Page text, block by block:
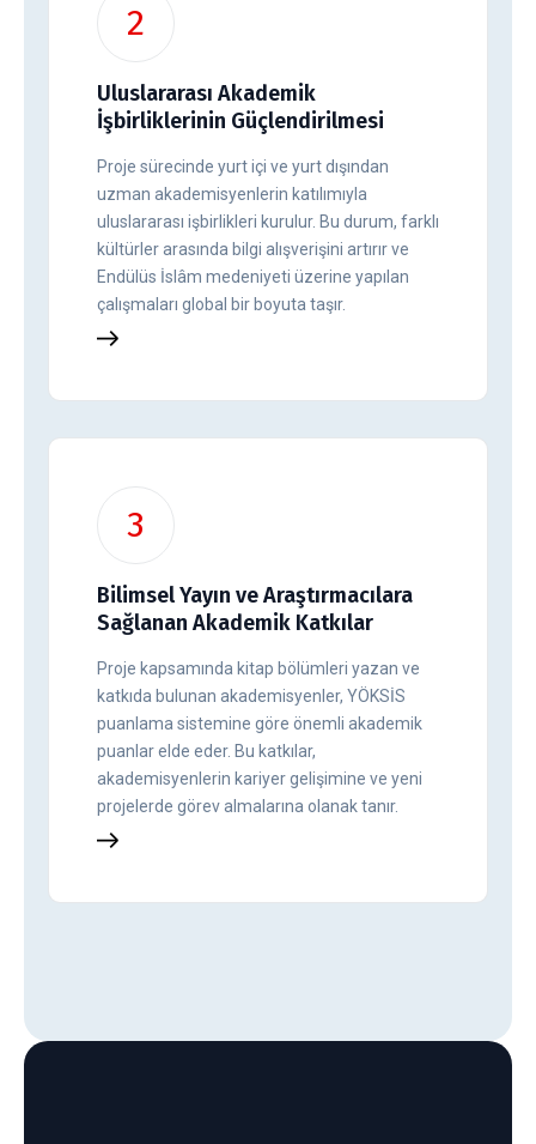
2
Uluslararası Akademik
İşbirliklerinin Güçlendirilmesi
Proje sürecinde yurt içi ve yurt dışından
uzman akademisyenlerin katılımıyla
uluslararası işbirlikleri kurulur. Bu durum, farklı
kültürler arasında bilgi alışverişini artırır ve
Endülüs İslâm medeniyeti üzerine yapılan
çalışmaları global bir boyuta taşır.
3
Bilimsel Yayın ve Araştırmacılara
Sağlanan Akademik Katkılar
Proje kapsamında kitap bölümleri yazan ve
katkıda bulunan akademisyenler, YÖKSİS
puanlama sistemine göre önemli akademik
puanlar elde eder. Bu katkılar,
akademisyenlerin kariyer gelişimine ve yeni
projelerde görev almalarına olanak tanır.